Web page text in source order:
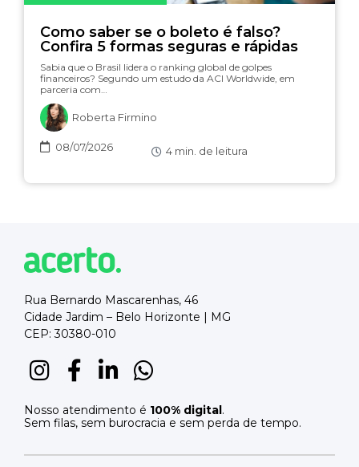
Como saber se o boleto é falso?
Confira 5 formas seguras e rápidas
Sabia que o Brasil lidera o ranking global de golpes
financeiros? Segundo um estudo da ACI Worldwide, em
parceria com…
Roberta Firmino
08/07/2026 4 min. de leitura
Rua Bernardo Mascarenhas, 46
Cidade Jardim – Belo Horizonte | MG
CEP: 30380-010
Nosso atendimento é 100% digital .
Sem filas, sem burocracia e sem perda de tempo.